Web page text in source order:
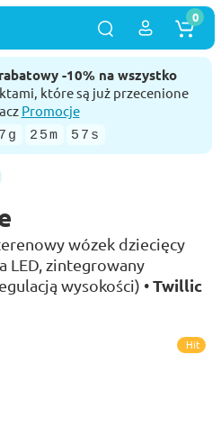
-10% na wszystko
które są już przecenione
Promocje
25m 56s
0
wózek dziecięcy
LED, zintegrowany
wysokości) •Twillic
Hit